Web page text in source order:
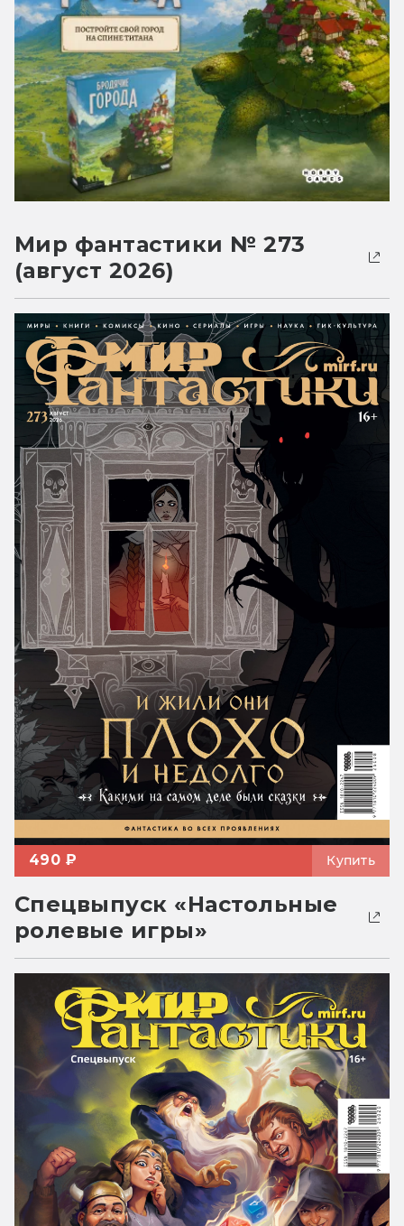
Мир фантастики № 273
(август 2026)
490 ₽ Купить
Спецвыпуск «Настольные
ролевые игры»